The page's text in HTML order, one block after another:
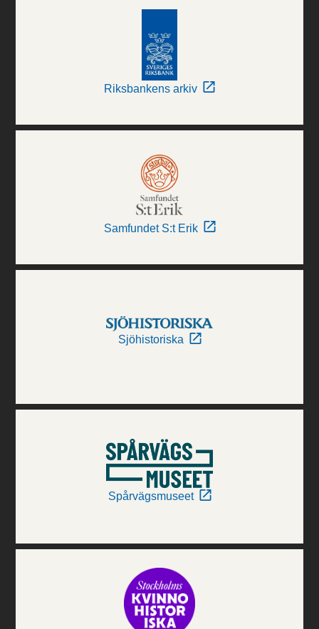
Riksbankens arkiv
Samfundet S:t Erik
Sjöhistoriska
Spårvägsmuseet